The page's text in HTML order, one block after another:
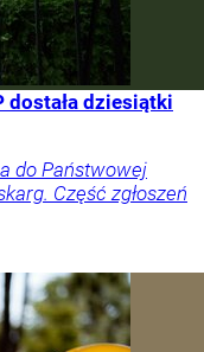
dostała dziesiątki
do Państwowej
Część zgłoszeń